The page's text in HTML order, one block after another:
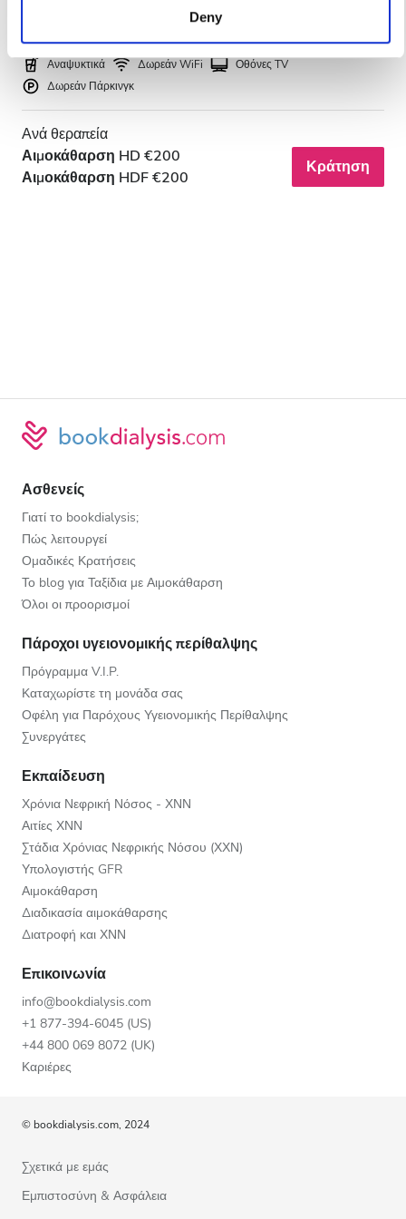
services. Read more about cookies in our Privacy policy.
Deny
Αναψυκτικά Δωρεάν WiFi
Οθόνες TV
Δωρεάν Πάρκινγκ
Ανά θεραπεία
Αιμοκάθαρση HD €200
Αιμοκάθαρση HDF €200
Κράτηση
Ασθενείς
Γιατί το bookdialysis;
Πώς λειτουργεί
Ομαδικές Κρατήσεις
Το blog για Ταξίδια με Αιμοκάθαρση
Όλοι οι προορισμοί
Πάροχοι υγειονομικής περίθαλψης
Πρόγραμμα V.I.P.
Καταχωρίστε τη μονάδα σας
Οφέλη για Παρόχους Υγειονομικής Περίθαλψης
Συνεργάτες
Εκπαίδευση
Χρόνια Νεφρική Νόσος - ΧΝΝ
Αιτίες ΧΝΝ
Στάδια Χρόνιας Νεφρικής Νόσου (ΧΧΝ)
Υπολογιστής GFR
Αιμοκάθαρση
Διαδικασία αιμοκάθαρσης
Διατροφή και ΧΝΝ
Επικοινωνία
info@bookdialysis.com
+1 877-394-6045 (US)
+44 800 069 8072 (UK)
Καριέρες
© bookdialysis.com, 2024
Σχετικά με εμάς
Εμπιστοσύνη & Ασφάλεια